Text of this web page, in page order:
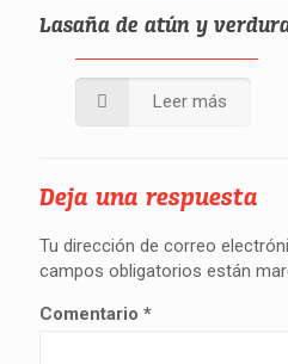
Lasaña de atún y
Leer más
Deja una respuesta
Tu dirección de correo
campos obligatorios están
Comentario *